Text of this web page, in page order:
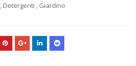
, Detergenti , Giardino